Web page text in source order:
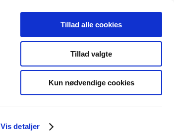
Vis detaljer
Tillad alle cookies
Tillad valgte
Kun nødvendige cookies
Særlige
produktområder